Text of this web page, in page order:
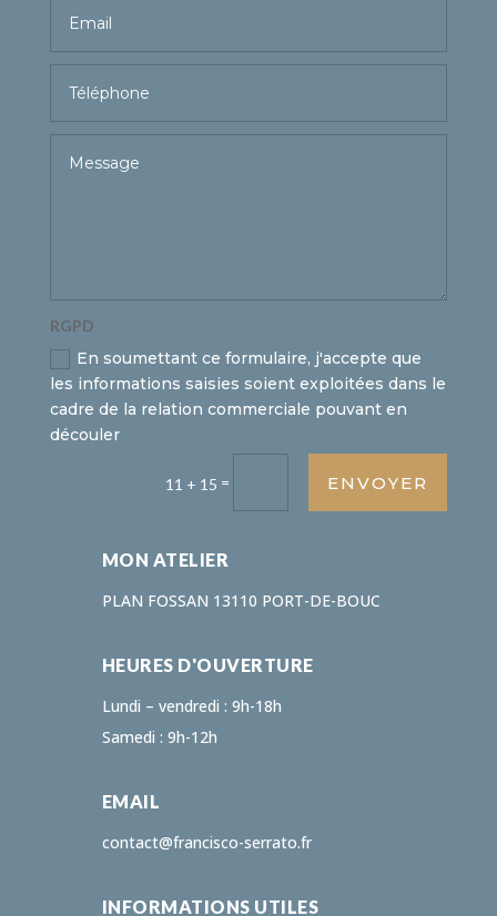
RGPD
En soumettant ce formulaire, j'accepte que
les informations saisies soient exploitées dans le
cadre de la relation commerciale pouvant en
découler
11 + 15 = ENVOYER
MON ATELIER
PLAN FOSSAN 13110 PORT-DE-BOUC
HEURES D'OUVERTURE
Lundi – vendredi : 9h-18h
Samedi : 9h-12h
EMAIL
contact@francisco-serrato.fr
INFORMATIONS UTILES